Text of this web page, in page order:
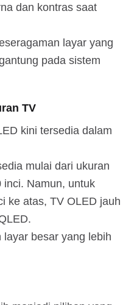
dan kontras saat
layar yang
pada sistem
TV
kini tersedia dalam
mulai dari ukuran
inci. Namun, untuk
ke atas, TV OLED jauh
besar yang lebih